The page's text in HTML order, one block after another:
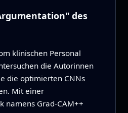
des
klinischen Personal
die Autorinnen
die optimierten CNNs
Mit einer
namens Grad‑CAM++